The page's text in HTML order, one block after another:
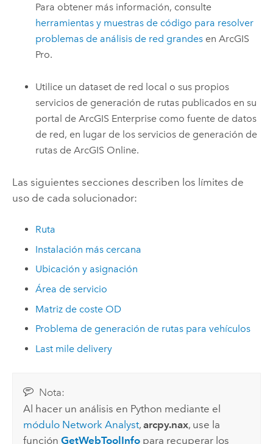
Para obtener más información, consulte
herramientas y muestras de código para resolver
problemas de análisis de red grandes enArcGIS
Pro.
Utilice un dataset de red local o sus propios
servicios de generación de rutas publicados en su
portal deArcGIS Enterprise como fuente de datos
de red, en lugar de los servicios de generación de
rutas deArcGIS Online.
Las siguientes secciones describen los límites de
uso de cada solucionador:
Ruta
Instalación más cercana
Ubicación y asignación
Área de servicio
Matriz de coste OD
Problema de generación de rutas para vehículos
Last mile delivery
Nota:
Al hacer un análisis en Python mediante el
módulo Network Analyst,arcpy.nax, use la
funciónGetWebToolInfo para recuperar los